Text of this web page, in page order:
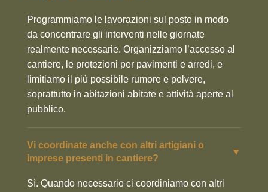
Programmiamo le lavorazioni sul posto in modo
da concentrare gli interventi nelle giornate
realmente necessarie. Organizziamo l’accesso al
cantiere, le protezioni per pavimenti e arredi, e
limitiamo il più possibile rumore e polvere,
soprattutto in abitazioni abitate e attività aperte al
pubblico.
Vi coordinate anche con altri artigiani o
imprese presenti in cantiere?
▼
Sì. Quando necessario ci coordiniamo con altri